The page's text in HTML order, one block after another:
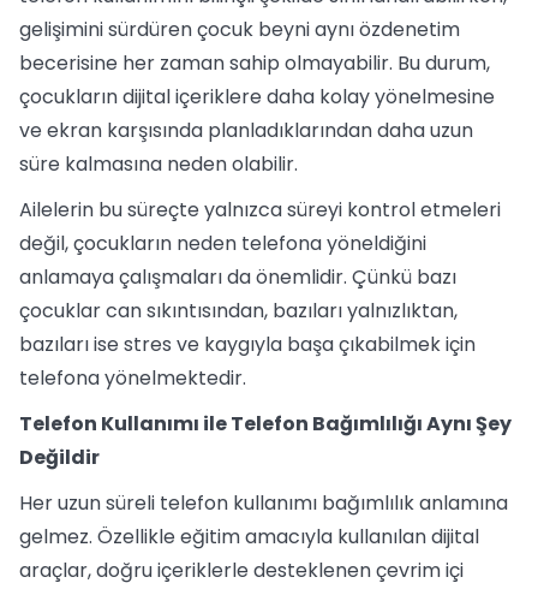
gelişimini sürdüren çocuk beyni aynı özdenetim
becerisine her zaman sahip olmayabilir. Bu durum,
çocukların dijital içeriklere daha kolay yönelmesine
ve ekran karşısında planladıklarından daha uzun
süre kalmasına neden olabilir.
Ailelerin bu süreçte yalnızca süreyi kontrol etmeleri
değil, çocukların neden telefona yöneldiğini
anlamaya çalışmaları da önemlidir. Çünkü bazı
çocuklar can sıkıntısından, bazıları yalnızlıktan,
bazıları ise stres ve kaygıyla başa çıkabilmek için
telefona yönelmektedir.
Telefon Kullanımı ile Telefon Bağımlılığı Aynı Şey
Değildir
Her uzun süreli telefon kullanımı bağımlılık anlamına
gelmez. Özellikle eğitim amacıyla kullanılan dijital
araçlar, doğru içeriklerle desteklenen çevrim içi